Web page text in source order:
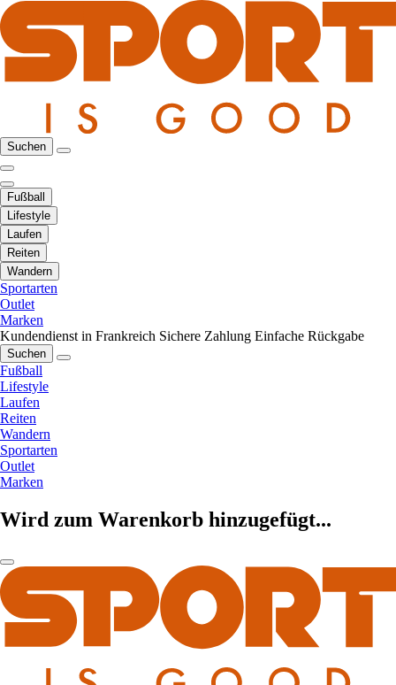
Suchen
Fußball
Lifestyle
Laufen
Reiten
Wandern
Sportarten
Outlet
Marken
Kundendienst in Frankreich Sichere Zahlung Einfache Rückgabe
Suchen
Fußball
Lifestyle
Laufen
Reiten
Wandern
Sportarten
Outlet
Marken
Wird zum Warenkorb hinzugefügt...